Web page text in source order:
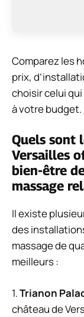
Comparez les
prix,
choisir celui
à votre budget.
Quels sont
Versailles
bien-être
massage
Il existe
des
massage de
meilleurs :
1.Trianon
château de